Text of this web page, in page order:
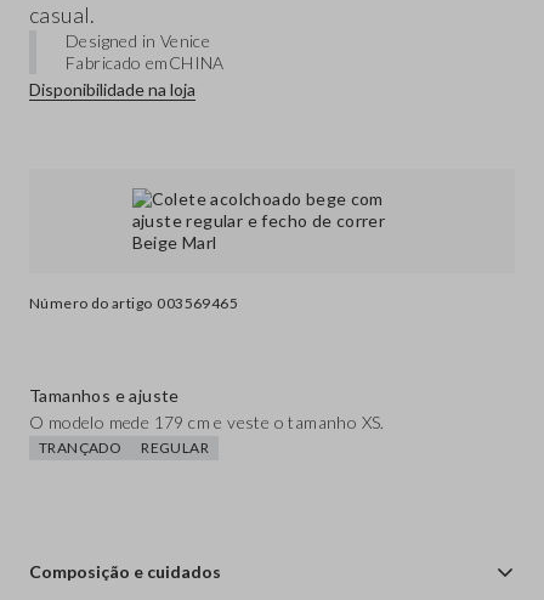
Número do artigo 003569465
casual.
Designed in Venice
Fabricado emCHINA
Disponibilidade na loja
Tamanhos e ajuste
O modelo mede 179 cm e veste o tamanho XS.
TRANÇADO REGULAR
Composição e cuidados